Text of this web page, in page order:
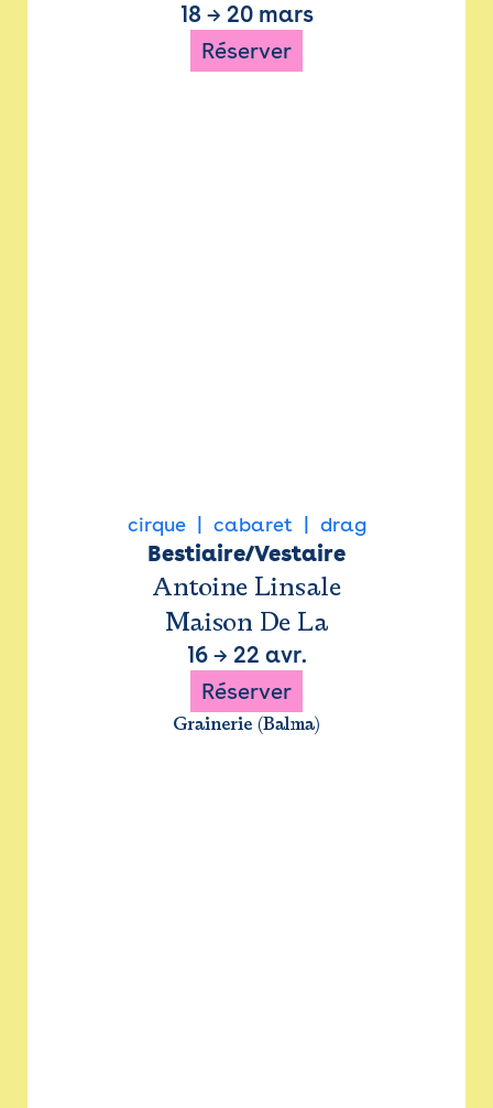
18 → 20 mars
Réserver
cirque cabaret drag
Bestiaire/Vestaire
Antoine Linsale
Maison De La
16→ 22 avr.
Réserver
Grainerie (Balma)